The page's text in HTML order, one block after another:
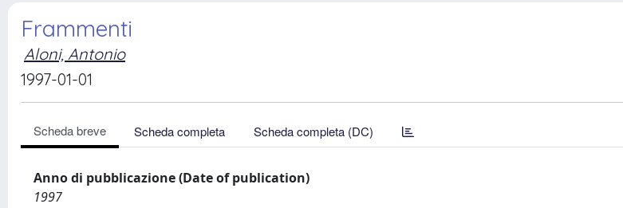
Frammenti
Aloni, Antonio
1997-01-01
Scheda breve Scheda completa Scheda completa (DC)
Anno di pubblicazione (Date of publication)
1997